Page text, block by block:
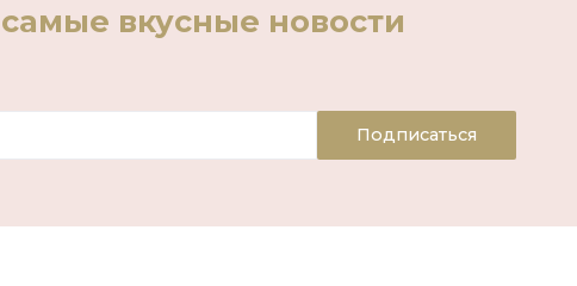
вкусные новости
Подписаться